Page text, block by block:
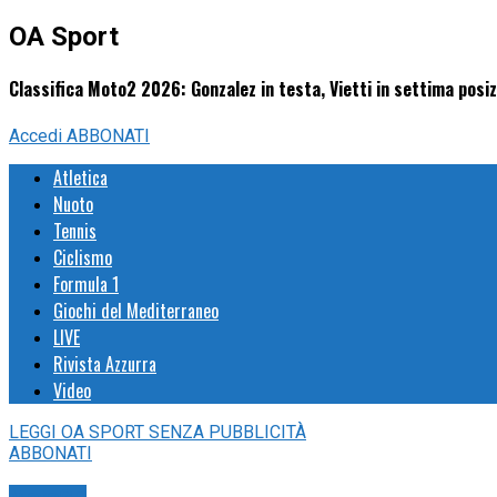
OA Sport
Classifica Moto2 2026: Gonzalez in testa, Vietti in settima
Accedi ABBONATI
Atletica
Nuoto
Tennis
Ciclismo
Formula 1
Giochi del Mediterraneo
LIVE
Rivista Azzurra
Video
LEGGI OA SPORT SENZA PUBBLICITÀ
ABBONATI